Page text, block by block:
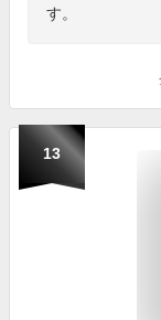
す。
13